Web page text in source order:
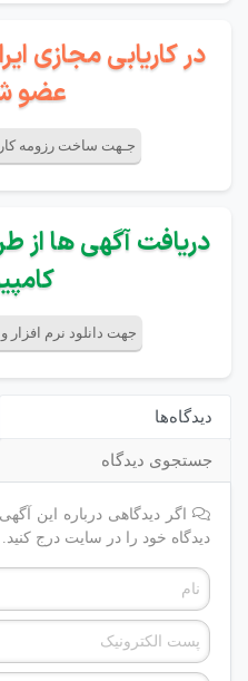
در کاریابی مجازی
عضو
جـهت ساخت رزومه
دریافت آگهی ها از
جهت دانلود نرم افزار
دیدگاه‌ها
جستجوی دیدگاه
اگر دیدگاهی درباره این
دیدگاه خود را در سایت درج کنید.